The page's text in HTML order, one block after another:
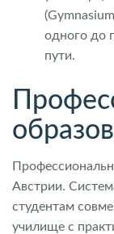
одного до
пути.
Австрии.
студентам
училище с